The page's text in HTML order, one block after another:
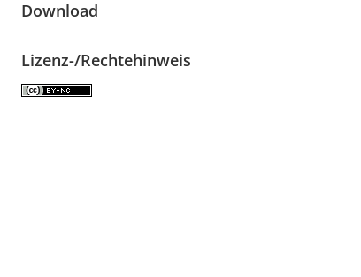
Download
Lizenz-/Rechtehinweis